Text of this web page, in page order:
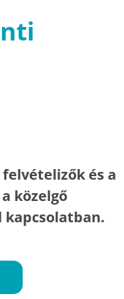
és a
közelgő